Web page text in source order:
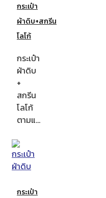
กระเป๋า
ผ้าดิบ+สกรีน
โลโก้
กระเป๋า
ผ้าดิบ
+
สกรีน
โลโก้
ตามแ…
กระเป๋า